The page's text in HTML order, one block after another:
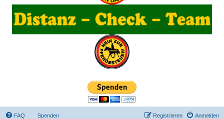
FAQ Spenden Anmelden
Registrieren